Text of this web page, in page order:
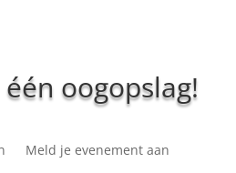
oogopslag!
Meld je evenement aan